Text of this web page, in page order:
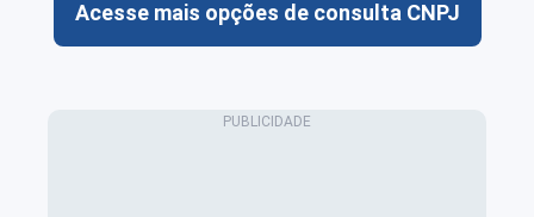
Acesse mais opções de consulta CNPJ